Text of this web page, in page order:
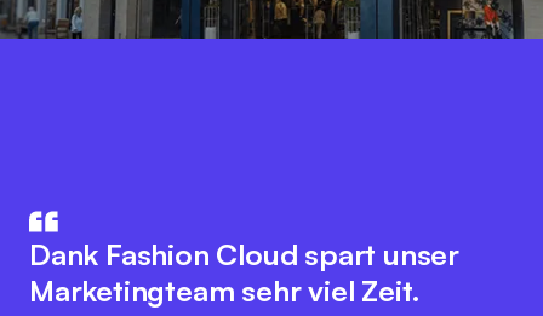
Die Integration unseres
Warenwirtschaftssystem mit
Fashion Cloud hat unsere internen
Dank Fashion Cloud spart unser
Marketingteam sehr viel Zeit.
innovative Plattformgedanke
fördert eine nahtlose